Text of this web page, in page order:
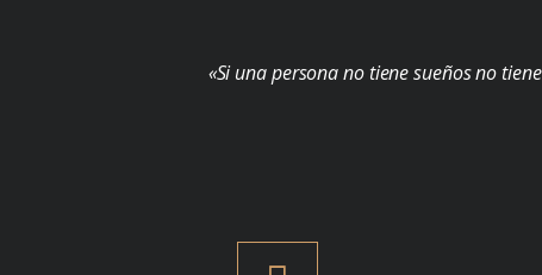
«Si una persona no tiene sueños no